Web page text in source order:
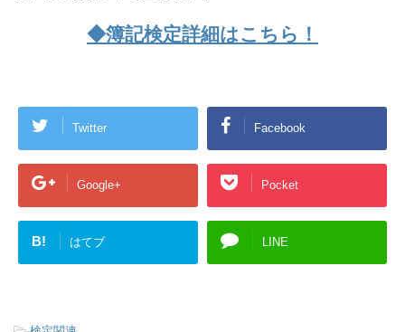
◆簿記検定詳細はこちら！
Twitter Facebook
Google+ Pocket
B! はてブ LINE